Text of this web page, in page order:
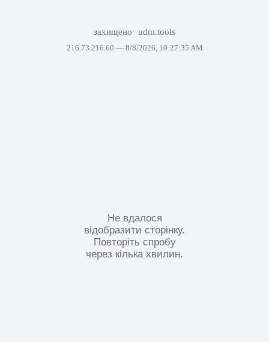
захищено adm.tools
216.73.216.60 — 8/8/2026, 10:27:35 AM
Не вдалося
відобразити сторінку.
Повторіть спробу
через кілька хвилин.